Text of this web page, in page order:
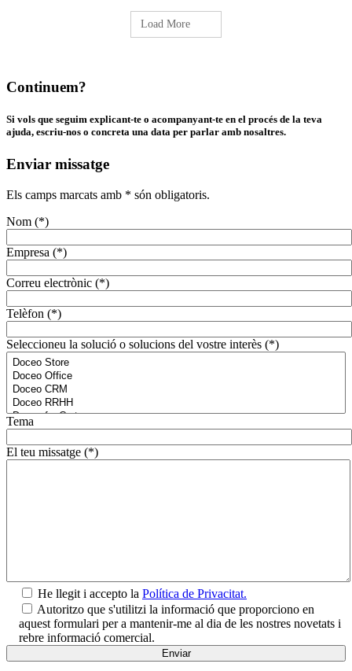
Load More
Continuem?
Si vols que seguim explicant-te o acompanyant-te en el procés de la teva
ajuda, escriu-nos o concreta una data per parlar amb nosaltres.
Enviar missatge
Els camps marcats amb * són obligatoris.
Nom (*)
Empresa (*)
Correu electrònic (*)
Telèfon (*)
Seleccioneu la solució o solucions del vostre interès (*)
Tema
El teu missatge (*)
He llegit i accepto la Política de Privacitat.
Autoritzo que s'utilitzi la informació que proporciono en
aquest formulari per a mantenir-me al dia de les nostres novetats i
rebre informació comercial.